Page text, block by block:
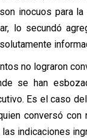
inocuos para
lo secundó
no lograron
se han
Es el caso
conversó
indicaciones